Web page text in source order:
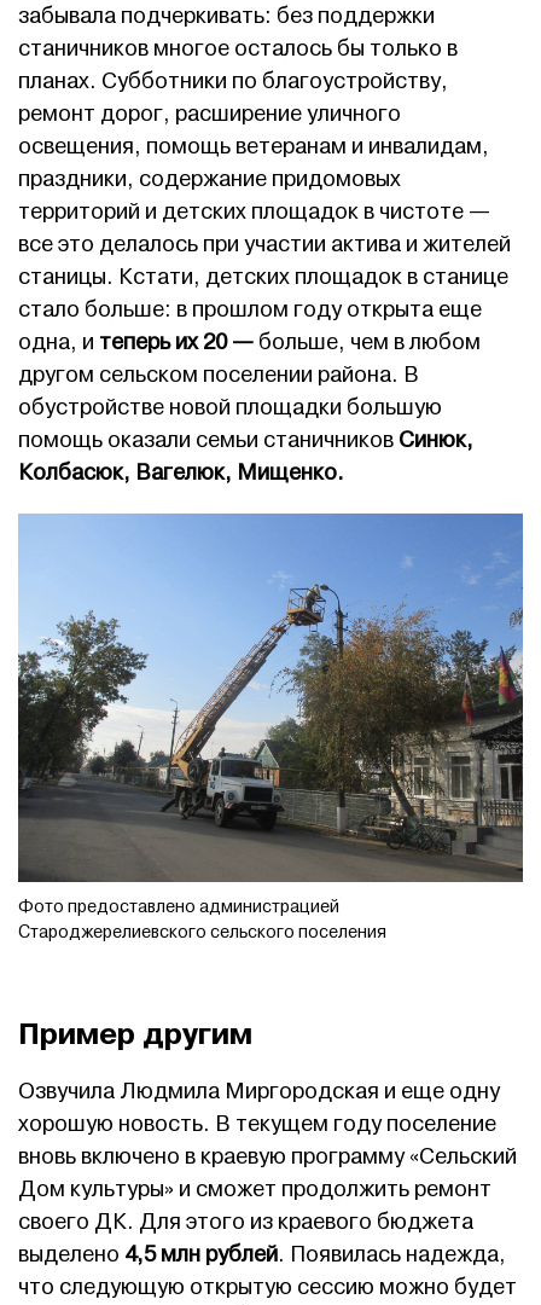
забывала подчеркивать: без поддержки
станичников многое осталось бы только в
планах. Субботники по благоустройству,
ремонт дорог, расширение уличного
освещения, помощь ветеранам и инвалидам,
праздники, содержание придомовых
территорий и детских площадок в чистоте —
все это делалось при участии актива и жителей
станицы. Кстати, детских площадок в станице
стало больше: в прошлом году открыта еще
одна, и теперь их 20 — больше, чем в любом
другом сельском поселении района. В
обустройстве новой площадки большую
помощь оказали семьи станичников Синюк,
Колбасюк, Вагелюк, Мищенко.
Фото предоставлено администрацией
Староджерелиевского сельского поселения
Пример другим
Озвучила Людмила Миргородская и еще одну
хорошую новость. В текущем году поселение
вновь включено в краевую программу «Сельский
Дом культуры» и сможет продолжить ремонт
своего ДК. Для этого из краевого бюджета
выделено 4,5 млн рублей. Появилась надежда,
что следующую открытую сессию можно будет